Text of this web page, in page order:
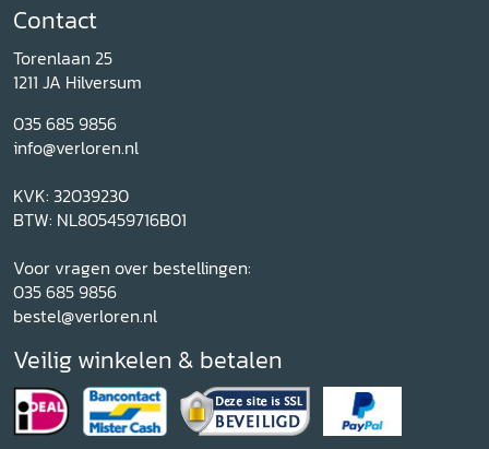
Contact
Torenlaan 25
1211 JA Hilversum
035 685 9856
info@verloren.nl
KVK: 32039230
BTW: NL805459716B01
Voor vragen over bestellingen:
035 685 9856
bestel@verloren.nl
Veilig winkelen & betalen